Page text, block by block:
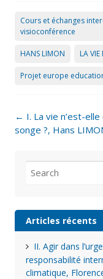
Cours et échanges
visioconférence
HANS LIMON LA
Projet europe
Post
navigation
← I. La vie n’est-elle
songe ?, Hans
for:
Articles récents
II. Agir dans
responsabilité
climatique,